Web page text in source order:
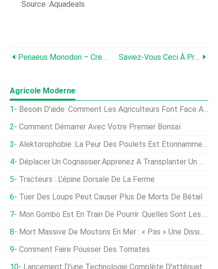
Source :Aquadeals
Penaeus Monodon – Crevette Tigrée Saviez-Vous Ceci À Propos De L'alimentation Crevettes ?
Agricole Moderne
Besoin D'aide :comment Les Agriculteurs Font Face À Une Pénurie De Main-D'œuvre
Comment Démarrer Avec Votre Premier Bonsaï
Alektorophobie :la Peur Des Poulets Est Étonnamment Courante
Déplacer Un Cognassier:Apprenez À Transplanter Un Cognassier
Tracteurs : L'épine Dorsale De La Ferme
Tuer Des Loups Peut Causer Plus De Morts De Bétail
Mon Gombo Est En Train De Pourrir :quelles Sont Les Causes De La Brûlure De La Fleur De Gombo
Mort Massive De Moutons En Mer : « Pas » Une Dissimulation Du Gouvernement
Comment Faire Pousser Des Tomates
Lancement D'une Technologie Complète D'atténuation De La Propagation Des Maladies Pour Les Réseaux De Production De Porc Et De Volaille En Amérique Du Nord, UE Et Royaume-Uni